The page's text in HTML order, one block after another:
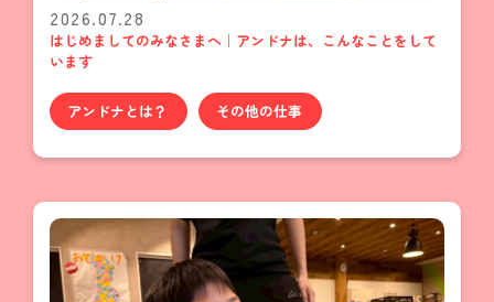
2026.07.28
はじめましてのみなさまへ｜アンドナは、こんなことをして
います
アンドナとは？ その他の仕事